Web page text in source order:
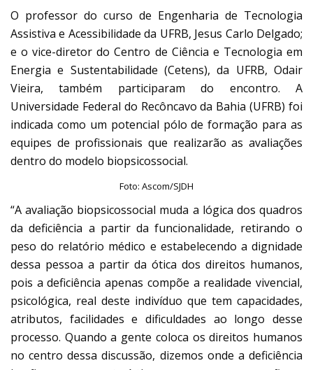
O professor do curso de Engenharia de Tecnologia
Assistiva e Acessibilidade da UFRB, Jesus Carlo Delgado;
e o vice-diretor do Centro de Ciência e Tecnologia em
Energia e Sustentabilidade (Cetens), da UFRB, Odair
Vieira, também participaram do encontro. A
Universidade Federal do Recôncavo da Bahia (UFRB) foi
indicada como um potencial pólo de formação para as
equipes de profissionais que realizarão as avaliações
dentro do modelo biopsicossocial.
Foto: Ascom/SJDH
“A avaliação biopsicossocial muda a lógica dos quadros
da deficiência a partir da funcionalidade, retirando o
peso do relatório médico e estabelecendo a dignidade
dessa pessoa a partir da ótica dos direitos humanos,
pois a deficiência apenas compõe a realidade vivencial,
psicológica, real deste indivíduo que tem capacidades,
atributos, facilidades e dificuldades ao longo desse
processo. Quando a gente coloca os direitos humanos
no centro dessa discussão, dizemos onde a deficiência